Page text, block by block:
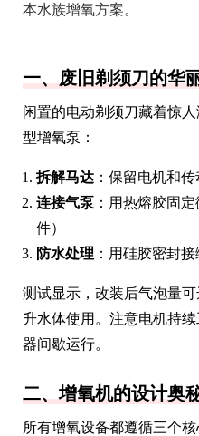
本水族增氧方案。
一、废旧剃须刀的华
闲置的电动剃须刀藏着惊
型增氧泵：
拆解马达 ：保留电机和
连接气泵 ：用热熔胶固
件）
防水处理 ：用硅胶密封
测试显示，改装后气泡量
升水体使用。注意电机持
器间歇运行。
二、增氧机的设计奥
所有增氧设备都遵循三个核